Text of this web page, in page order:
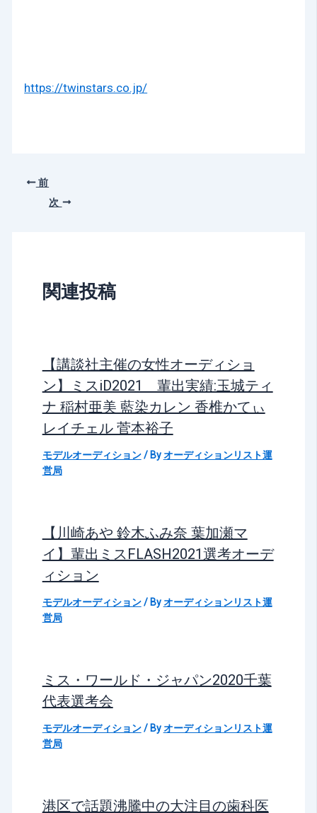
https://twinstars.co.jp/
前
次
関連投稿
【講談社主催の女性オーディショ
ン】ミスiD2021 輩出実績:玉城ティ
ナ 稲村亜美 藍染カレン 香椎かてぃ
レイチェル 菅本裕子
モデルオーディション/ Byオーディションリスト運
営局
【川崎あや 鈴木ふみ奈 葉加瀬マ
イ】輩出ミスFLASH2021選考オーデ
ィション
モデルオーディション/ Byオーディションリスト運
営局
ミス・ワールド・ジャパン2020千葉
代表選考会
モデルオーディション/ Byオーディションリスト運
営局
港区で話題沸騰中の大注目の歯科医